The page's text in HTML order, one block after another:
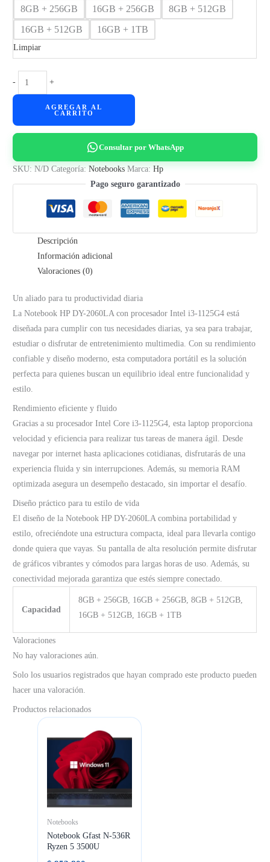
$ 847.900
hasta
$ 1.271.800
8GB + 256GB 16GB + 256GB
8GB + 512GB
16GB + 512GB
16GB + 1TB
Limpiar
-
Notebook
HP
1125G4
cantidad
+
AGREGAR AL
CARRITO
Consultar por WhatsApp
SKU:N/D Categoría:Notebooks Marca:Hp
Pago seguro garantizado
Descripción
Información adicional
Valoraciones (0)
Un aliado para tu productividad diaria
La Notebook HP DY-2060LA con procesador Intel i3-1125G4 está
diseñada para cumplir con tus necesidades diarias, ya sea para trabajar,
estudiar o disfrutar de entretenimiento multimedia. Con su rendimiento
confiable y diseño moderno, esta computadora portátil es la solución
perfecta para quienes buscan un equilibrio ideal entre funcionalidad y
estilo.
Rendimiento eficiente y fluido
Gracias a su procesador Intel Core i3-1125G4, esta laptop proporciona
velocidad y eficiencia para realizar tus tareas de manera ágil. Desde
navegar por internet hasta aplicaciones cotidianas, disfrutarás de una
experiencia fluida y sin interrupciones. Además, su memoria RAM
optimizada asegura un desempeño destacado, sin importar el desafío.
Diseño práctico para tu estilo de vida
El diseño de la Notebook HP DY-2060LA combina portabilidad y
estilo, ofreciéndote una estructura compacta, ideal para llevarla contigo
donde quiera que vayas. Su pantalla de alta resolución permite disfrutar
de gráficos vibrantes y cómodos para largas horas de uso. Además, su
conectividad mejorada garantiza que estés siempre conectado.
Capacidad
8GB + 256GB, 16GB + 256GB, 8GB + 512GB,
16GB + 512GB, 16GB + 1TB
Valoraciones
No hay valoraciones aún.
Solo los usuarios registrados que hayan comprado este producto pueden
hacer una valoración.
Productos relacionados
Notebooks
Notebook Gfast N-536R
Ryzen 5 3500U